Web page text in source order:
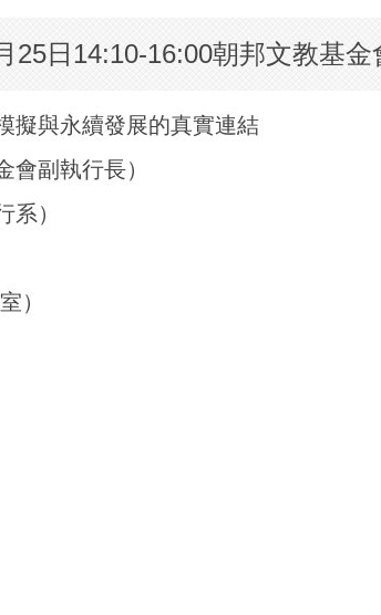
25日14:10-16:00朝邦文教基
擬與永續發展的真實連結
會副執行長）
系）
）